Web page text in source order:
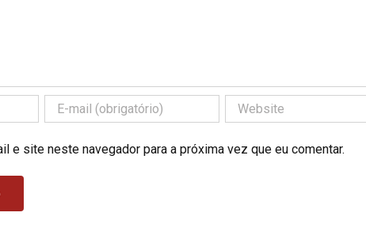
e site neste navegador para a próxima vez que eu comentar.